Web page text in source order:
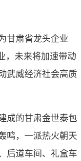
肃省龙头企业
，未来将加速带动
武威经济社会高质
的甘肃金世泰包
鸣，一派热火朝天
后道车间、礼盒车